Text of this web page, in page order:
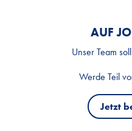
AUF
Unser Team
Werde Teil
Jetzt